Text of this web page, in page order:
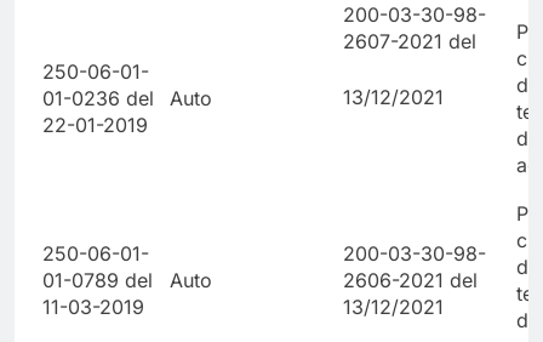
250-06-01-
01-0236 del
22-01-2019
Auto
200-03-30-98-
2607-2021 del
13/12/2021
250-06-01-
01-0789 del
11-03-2019
Auto
200-03-30-98-
2606-2021 del
13/12/2021